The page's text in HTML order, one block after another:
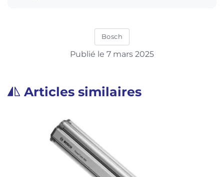
Bosch
Publié le 7 mars 2025
Articles similaires